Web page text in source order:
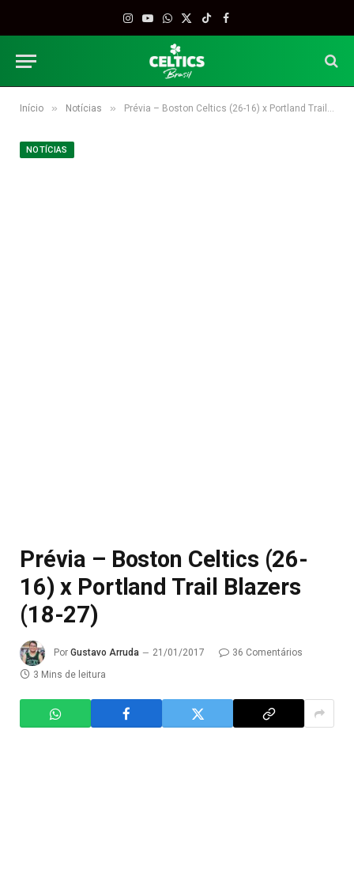
Instagram
YouTube
WhatsApp
X
TikTokFacebook
Início » Notícias » Prévia – Boston Celtics (26-16) x Portland Trail Blazers (18-27)
NOTÍCIAS
Prévia – Boston Celtics (26-
16) x Portland Trail Blazers
(18-27)
Por Gustavo Arruda 21/01/2017
36 Comentários
3 Mins de leitura